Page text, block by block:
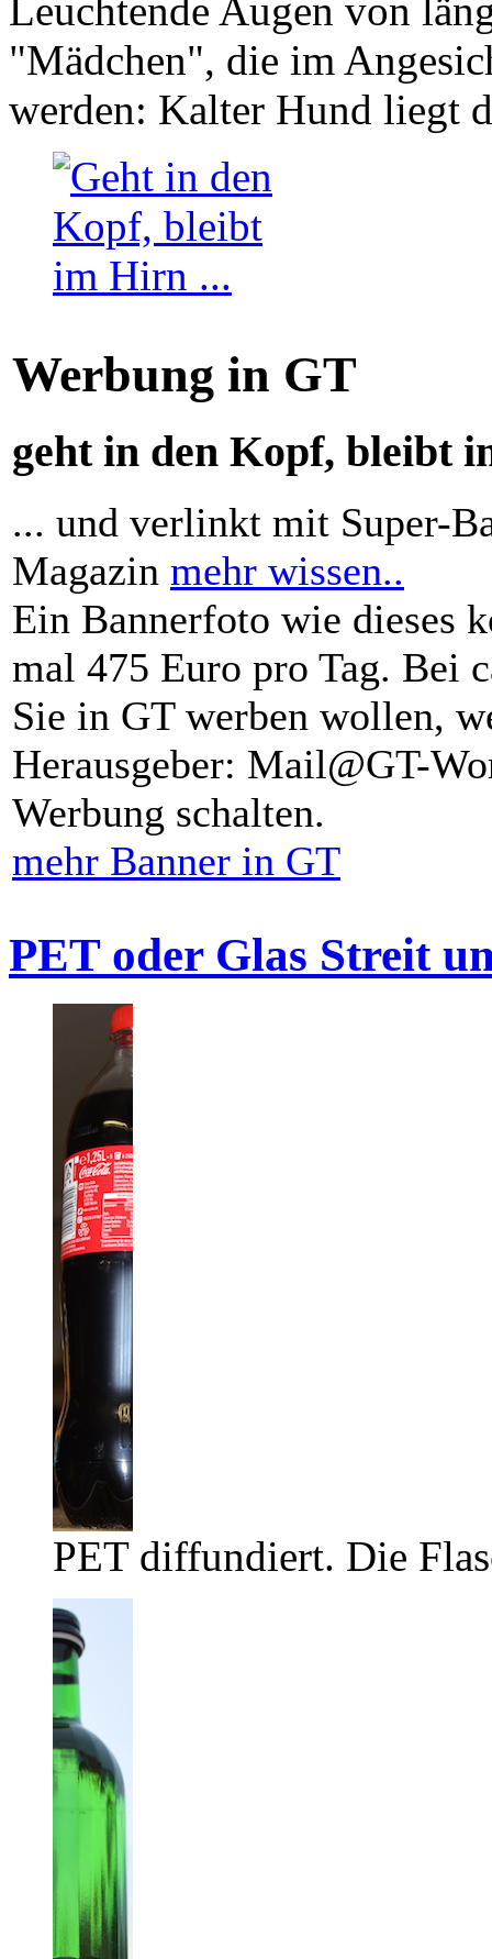
Leuchtende Augen von
"Mädchen", die im
werden: Kalter Hund liegt
Werbung in GT
geht in den Kopf, bleibt
... und verlinkt mit Super-
Magazin mehr wissen..
Ein Bannerfoto wie dieses
mal 475 Euro pro Tag. Bei
Sie in GT werben wollen,
Herausgeber: Mail@GT-
Werbung schalten.
mehr Banner in GT
PET oder Glas Streit
PET diffundiert. Die